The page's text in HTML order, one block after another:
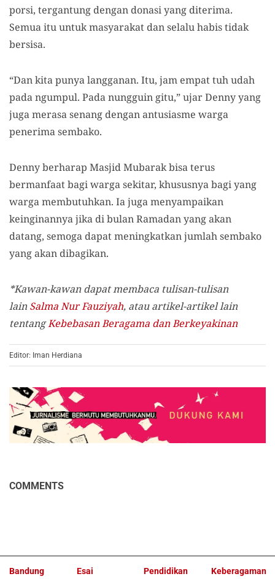
porsi, tergantung dengan donasi yang diterima.
Semua itu untuk masyarakat dan selalu habis tidak
bersisa.
“Dan kita punya langganan. Itu, jam empat tuh udah
pada ngumpul. Pada nungguin gitu,” ujar Denny yang
juga merasa senang dengan antusiasme warga
penerima sembako.
Denny berharap Masjid Mubarak bisa terus
bermanfaat bagi warga sekitar, khususnya bagi yang
warga membutuhkan. Ia juga menyampaikan
keinginannya jika di bulan Ramadan yang akan
datang, semoga dapat meningkatkan jumlah sembako
yang akan dibagikan.
*Kawan-kawan dapat membaca tulisan-tulisan
lain Salma Nur Fauziyah, atau artikel-artikel lain
tentangKebebasan Beragama dan Berkeyakinan
Editor: Iman Herdiana
COMMENTS
Bandung Esai Pendidikan Keberagaman